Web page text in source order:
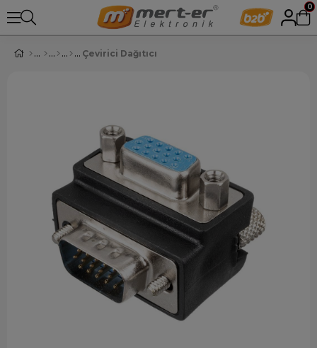
0
Çevirici Dağıtıcı